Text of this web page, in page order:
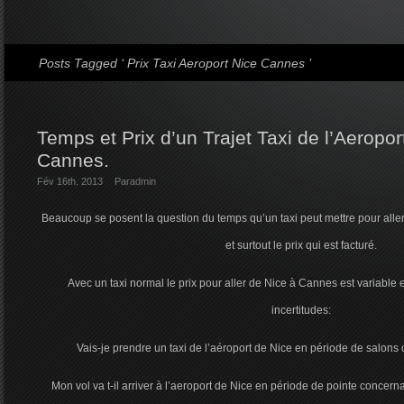
Posts Tagged ‘ Prix Taxi Aeroport Nice Cannes ’
Temps et Prix d’un Trajet Taxi de
Cannes.
Fév 16th. 2013 Paradmin
Beaucoup se posent la question du temps qu’un taxi peut mettre pour
et surtout le prix qui est facturé.
Avec un taxi normal le prix pour aller de Nice à Cannes est variable
incertitudes:
Vais-je prendre un taxi de l’aéroport de Nice en période de salons
Mon vol va t-il arriver à l’aeroport de Nice en période de pointe